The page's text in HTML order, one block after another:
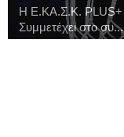
H Ε.ΚΑ.Σ.Κ. PLUS+
Συμμετέχει στο συ...